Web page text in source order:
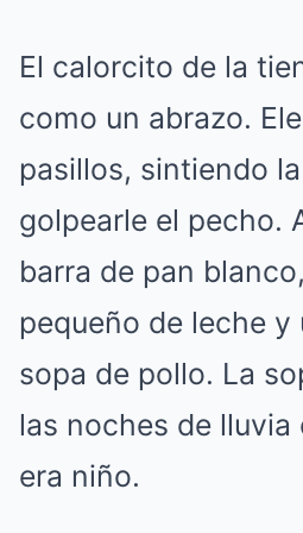
El calorcito de la
como un abrazo.
pasillos, sintiendo
golpearle el pecho.
barra de pan
pequeño de leche y
sopa de pollo. La
las noches de lluvia
era niño.